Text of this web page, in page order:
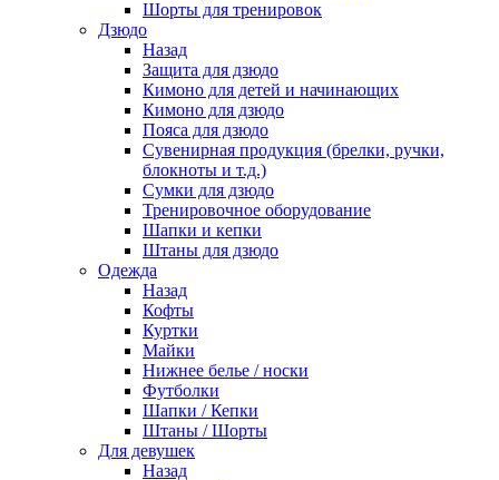
Шорты для тренировок
Дзюдо
Назад
Защита для дзюдо
Кимоно для детей и начинающих
Кимоно для дзюдо
Пояса для дзюдо
Сувенирная продукция (брелки, ручки,
блокноты и т.д.)
Сумки для дзюдо
Тренировочное оборудование
Шапки и кепки
Штаны для дзюдо
Одежда
Назад
Кофты
Куртки
Майки
Нижнее белье / носки
Футболки
Шапки / Кепки
Штаны / Шорты
Для девушек
Назад